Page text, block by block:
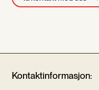
Kontaktinformasjon: